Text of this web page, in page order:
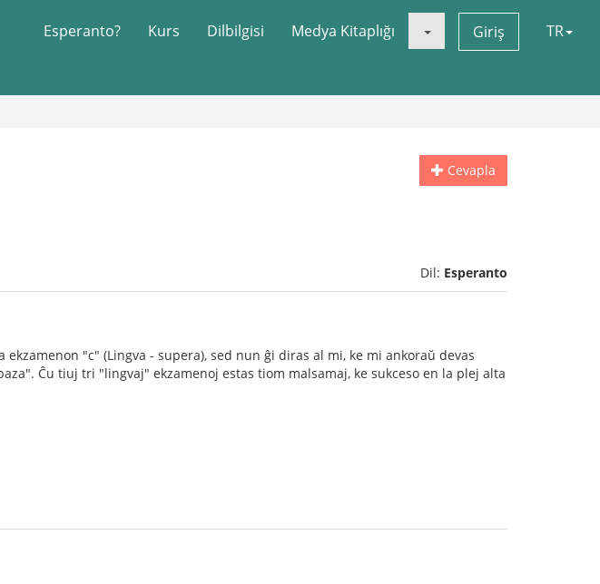
Esperanto? Kurs Dilbilgisi Medya Kitaplığı Giriş TR
Cevapla
Dil: Esperanto
"c" (Lingva - supera), sed nun ĝi diras al mi, ke mi ankoraŭ devas
Ĉu tiuj tri "lingvaj" ekzamenoj estas tiom malsamaj, ke sukceso en la plej alta